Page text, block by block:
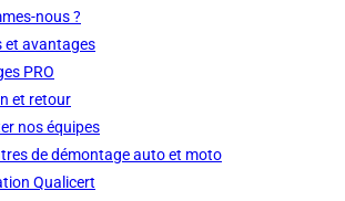
nous ?
et avantages
PRO
et retour
nos équipes
de démontage auto et moto
Qualicert